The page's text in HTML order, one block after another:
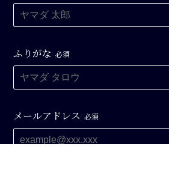
ふりがな 必須
メールアドレス 必須